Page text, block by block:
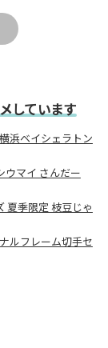
しています
浜ベイシェラトン
ウマイ さんだー
夏季限定 枝豆じゃ
ルフレーム切手セ